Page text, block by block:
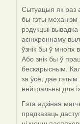
In
reply
to
by
Alla
Geurten
Сытуацыя як раз
бы гэты механізм
рэдукцыі
асінхроннаму
ўзнік бы ў многіх
Або знік бы ў
бескарысным.
за ўсё, дае гэтым
нейтральны для
Гэта адзіная
прадказаць